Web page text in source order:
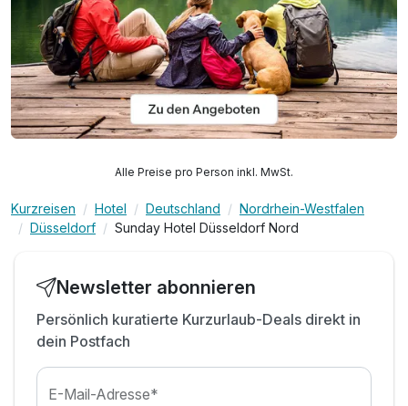
Alle Preise pro Person inkl. MwSt.
Kurzreisen Hotel Deutschland
Nordrhein-Westfalen
Düsseldorf
Sunday Hotel Düsseldorf Nord
Newsletter abonnieren
Persönlich kuratierte Kurzurlaub-Deals direkt in
dein Postfach
E-Mail-Adresse*